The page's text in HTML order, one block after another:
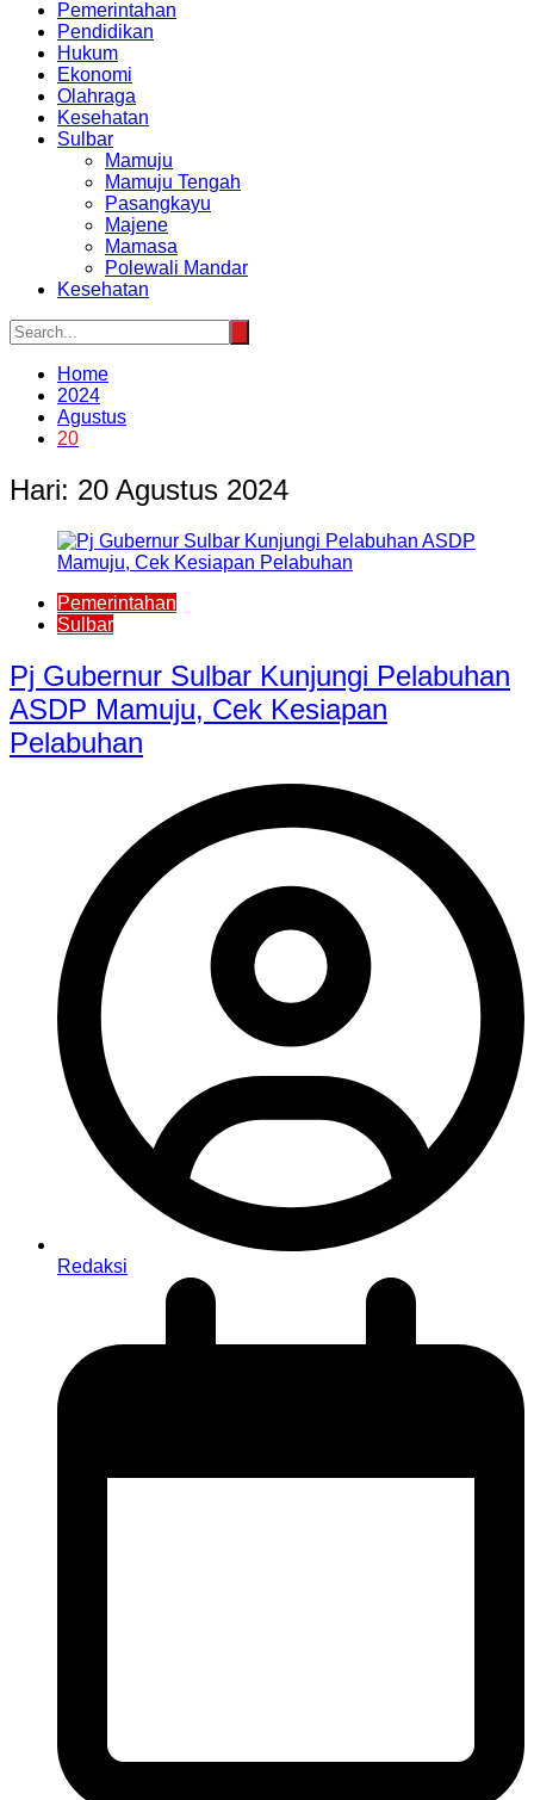
Pemerintahan
Pendidikan
Hukum
Ekonomi
Olahraga
Kesehatan
Sulbar
Mamuju
Mamuju Tengah
Pasangkayu
Majene
Mamasa
Polewali Mandar
Kesehatan
Home
2024
Agustus
20
Hari: 20 Agustus 2024
Pemerintahan
Sulbar
Pj Gubernur Sulbar Kunjungi Pelabuhan
ASDP Mamuju, Cek Kesiapan
Pelabuhan
Redaksi